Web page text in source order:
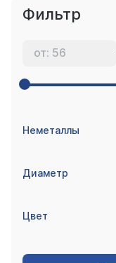
Фильтр
Неметаллы
Диаметр
Цвет